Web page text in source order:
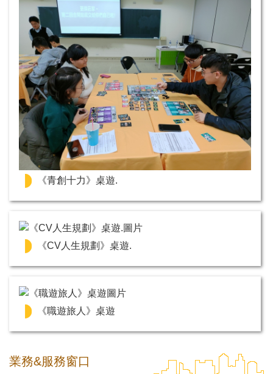
《青創十力》桌遊.
《CV人生規劃》桌遊.
《職遊旅人》桌遊
業務&服務窗口